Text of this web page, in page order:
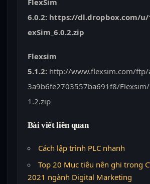
FlexSim
6.0.2: https://dl.dropbox.com/u/
exSim_6.0.2.zip
Flexsim
5.1.2: http://www.flexsim.com/ftp/
3a9b6fe2703557ba691f8/
1.2.zip
Bài viết liên quan
Cách lập trình PLC nhanh
Top 20 Mục tiêu nên ghi trong
2021 ngành Digital Marketing